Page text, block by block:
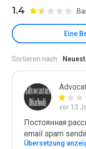
1.4
Eine
Sortieren nach:
vor 13
Постоянная
email spam
Übersetzung